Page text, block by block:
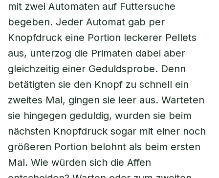
mit zwei Automaten auf Futtersuche
begeben. Jeder Automat gab per
Knopfdruck eine Portion leckerer Pellets
aus, unterzog die Primaten dabei aber
gleichzeitig einer Geduldsprobe. Denn
betätigten sie den Knopf zu schnell ein
zweites Mal, gingen sie leer aus. Warteten
sie hingegen geduldig, wurden sie beim
nächsten Knopfdruck sogar mit einer noch
größeren Portion belohnt als beim ersten
Mal. Wie würden sich die Affen